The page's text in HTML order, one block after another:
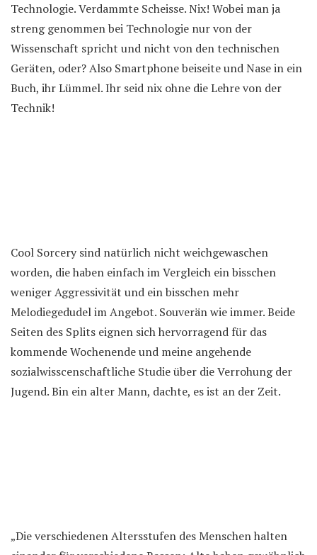
Technologie. Verdammte Scheisse. Nix! Wobei man ja
streng genommen bei Technologie nur von der
Wissenschaft spricht und nicht von den technischen
Geräten, oder? Also Smartphone beiseite und Nase in ein
Buch, ihr Lümmel. Ihr seid nix ohne die Lehre von der
Technik!
Cool Sorcery sind natürlich nicht weichgewaschen
worden, die haben einfach im Vergleich ein bisschen
weniger Aggressivität und ein bisschen mehr
Melodiegedudel im Angebot. Souverän wie immer. Beide
Seiten des Splits eignen sich hervorragend für das
kommende Wochenende und meine angehende
sozialwisscenschaftliche Studie über die Verrohung der
Jugend. Bin ein alter Mann, dachte, es ist an der Zeit.
„Die verschiedenen Altersstufen des Menschen halten